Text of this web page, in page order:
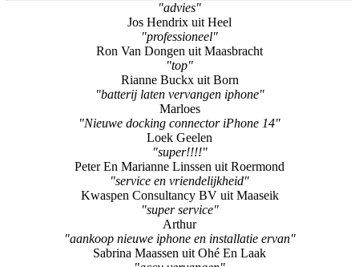
"advies"
Jos Hendrix uit Heel
"professioneel"
Ron Van Dongen uit Maasbracht
"top"
Rianne Buckx uit Born
"batterij laten vervangen iphone"
Marloes
"Nieuwe docking connector iPhone 14"
Loek Geelen
"super!!!!"
Peter En Marianne Linssen uit Roermond
"service en vriendelijkheid"
Kwaspen Consultancy BV uit Maaseik
"super service"
Arthur
"aankoop nieuwe iphone en installatie ervan"
Sabrina Maassen uit Ohé En Laak